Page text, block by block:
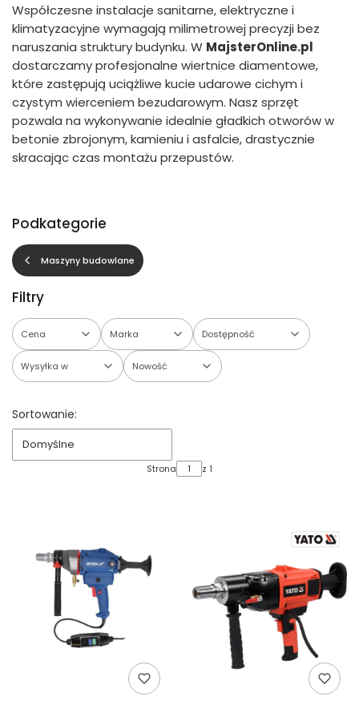
Współczesne instalacje sanitarne, elektryczne i
klimatyzacyjne wymagają milimetrowej precyzji bez
naruszania struktury budynku. W MajsterOnline.pl
dostarczamy profesjonalne wiertnice diamentowe,
które zastępują uciążliwe kucie udarowe cichym i
czystym wierceniem bezudarowym. Nasz sprzęt
pozwala na wykonywanie idealnie gładkich otworów w
betonie zbrojonym, kamieniu i asfalcie, drastycznie
skracając czas montażu przepustów.
Podkategorie
Maszyny budowlane
Filtry
Cena Marka Dostępność
Wysyłka w Nowość
Lista produktów
Sortowanie:
Domyślne
Strona z 1